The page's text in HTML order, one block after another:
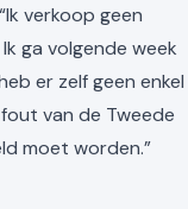
verkoop geen
ga volgende week
er zelf geen enkel
van de Tweede
moet worden.”